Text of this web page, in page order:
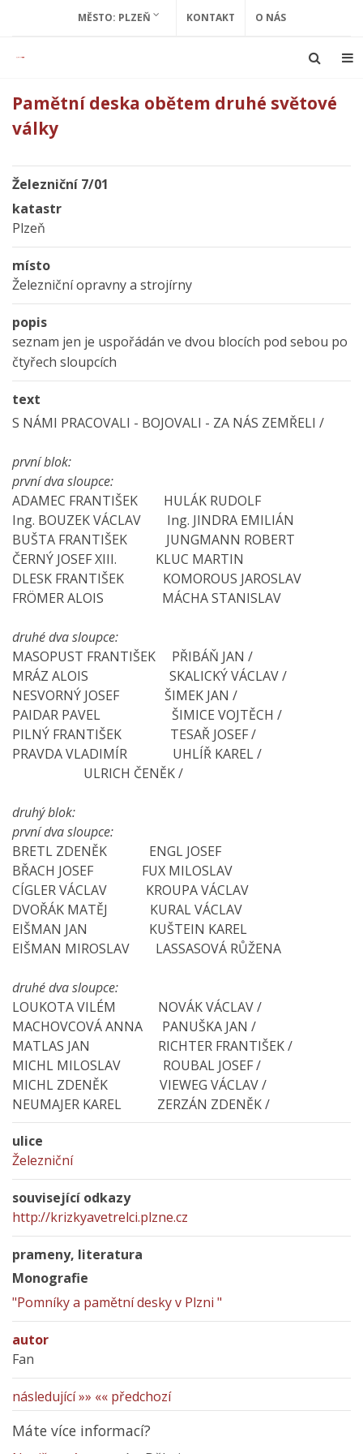
MĚSTO: PLZEŇ KONTAKT O NÁS
Pamětní deska obětem druhé světové
války
Železniční 7/01
katastr
Plzeň
místo
Železniční opravny a strojírny
popis
seznam jen je uspořádán ve dvou blocích pod sebou po
čtyřech sloupcích
text
S NÁMI PRACOVALI - BOJOVALI - ZA NÁS ZEMŘELI /
první blok:
první dva sloupce:
ADAMEC FRANTIŠEK HULÁK RUDOLF
Ing. BOUZEK VÁCLAV Ing. JINDRA EMILIÁN
BUŠTA FRANTIŠEK JUNGMANN ROBERT
ČERNÝ JOSEF XIII. KLUC MARTIN
DLESK FRANTIŠEK KOMOROUS JAROSLAV
FRÖMER ALOIS MÁCHA STANISLAV
druhé dva sloupce:
MASOPUST FRANTIŠEK PŘIBÁŇ JAN /
MRÁZ ALOIS SKALICKÝ VÁCLAV /
NESVORNÝ JOSEF ŠIMEK JAN /
PAIDAR PAVEL ŠIMICE VOJTĚCH /
PILNÝ FRANTIŠEK TESAŘ JOSEF /
PRAVDA VLADIMÍR UHLÍŘ KAREL /
ULRICH ČENĚK /
druhý blok:
první dva sloupce:
BRETL ZDENĚK ENGL JOSEF
BŘACH JOSEF FUX MILOSLAV
CÍGLER VÁCLAV KROUPA VÁCLAV
DVOŘÁK MATĚJ KURAL VÁCLAV
EIŠMAN JAN KUŠTEIN KAREL
EIŠMAN MIROSLAV LASSASOVÁ RŮŽENA
druhé dva sloupce:
LOUKOTA VILÉM NOVÁK VÁCLAV /
MACHOVCOVÁ ANNA PANUŠKA JAN /
MATLAS JAN RICHTER FRANTIŠEK /
MICHL MILOSLAV ROUBAL JOSEF /
MICHL ZDENĚK VIEWEG VÁCLAV /
NEUMAJER KAREL ZERZÁN ZDENĚK /
ulice
Železniční
související odkazy
http://krizkyavetrelci.plzne.cz
prameny, literatura
Monografie
"Pomníky a pamětní desky v Plzni "
autor
Fan
následující »» «« předchozí
Máte více informací?